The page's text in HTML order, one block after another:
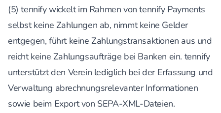
(5) tennify wickelt im Rahmen von tennify Payments
selbst keine Zahlungen ab, nimmt keine Gelder
entgegen, führt keine Zahlungstransaktionen aus und
reicht keine Zahlungsaufträge bei Banken ein. tennify
unterstützt den Verein lediglich bei der Erfassung und
Verwaltung abrechnungsrelevanter Informationen
sowie beim Export von SEPA-XML-Dateien.